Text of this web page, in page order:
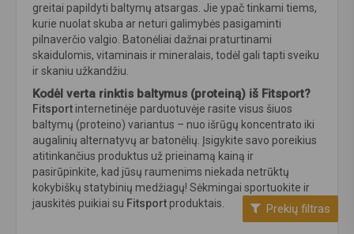
greitai papildyti baltymų atsargas. Jie ypač tinkami tiems,
kurie nuolat skuba ar neturi galimybės pasigaminti
pilnaverčio valgio. Batonėliai dažnai praturtinami
skaidulomis, vitaminais ir mineralais, todėl gali tapti sveiku
ir skaniu užkandžiu.
Kodėl verta rinktis baltymus (proteiną) iš Fitsport?
Fitsport internetinėje parduotuvėje rasite visus šiuos
baltymų (proteino) variantus – nuo išrūgų koncentrato iki
augalinių alternatyvų ar batonėlių. Įsigykite savo poreikius
atitinkančius produktus už prieinamą kainą ir
pasirūpinkite, kad jūsų raumenims niekada netrūktų
kokybiškų statybinių medžiagų! Sėkmingai sportuokite ir
jauskitės puikiai su Fitsport produktais. Prekių filtras